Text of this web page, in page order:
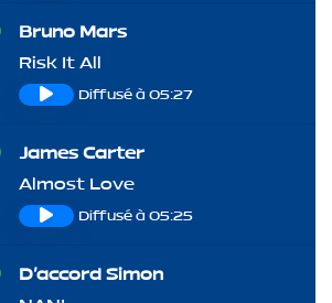
Bruno Mars
Risk It All
Diffusé à 05:27
James Carter
Almost Love
Diffusé à 05:25
D'accord Simon